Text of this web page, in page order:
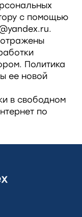
с помощью
отражены
Политика
ее новой
в свободном
по